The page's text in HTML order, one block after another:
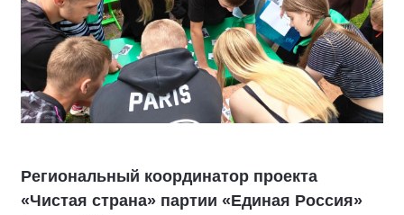
Региональный координатор проекта
«Чистая страна» партии «Единая Россия»